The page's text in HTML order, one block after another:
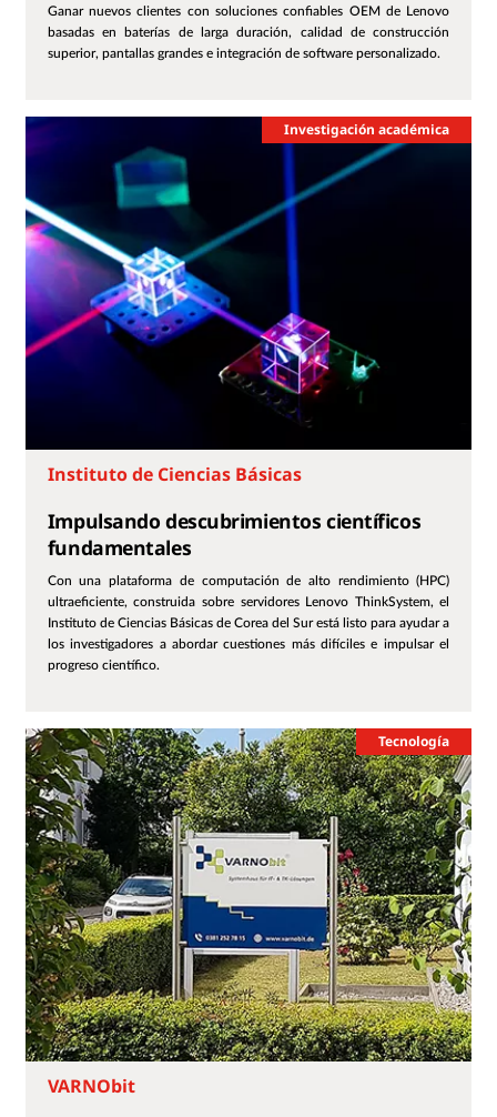
Ganar nuevos clientes con soluciones confiables OEM de Lenovo
basadas en baterías de larga duración, calidad de construcción
superior, pantallas grandes e integración de software personalizado.
Investigación académica
Instituto de Ciencias Básicas
Impulsando descubrimientos científicos
fundamentales
Con una plataforma de computación de alto rendimiento (HPC)
ultraeficiente, construida sobre servidores Lenovo ThinkSystem, el
Instituto de Ciencias Básicas de Corea del Sur está listo para ayudar a
los investigadores a abordar cuestiones más difíciles e impulsar el
progreso científico.
Tecnología
VARNObit